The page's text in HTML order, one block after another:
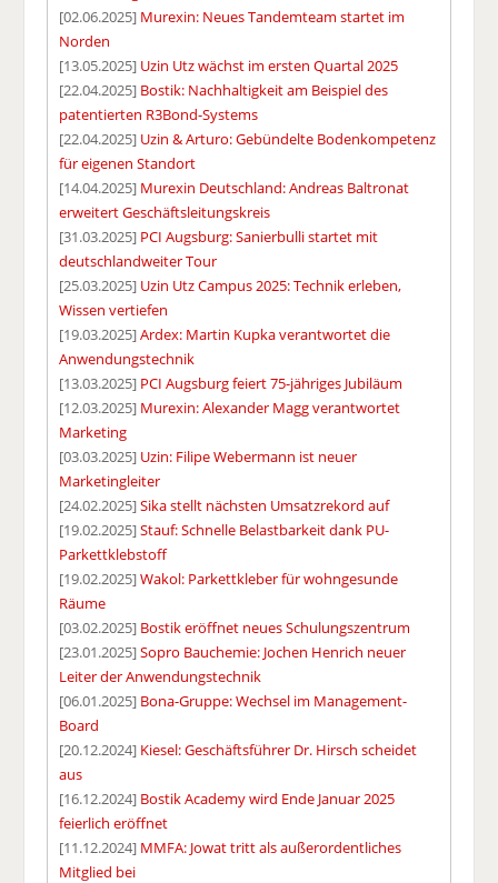
[02.06.2025] Murexin: Neues Tandemteam startet im
Norden
[13.05.2025] Uzin Utz wächst im ersten Quartal 2025
[22.04.2025] Bostik: Nachhaltigkeit am Beispiel des
patentierten R3Bond-Systems
[22.04.2025] Uzin & Arturo: Gebündelte Bodenkompetenz
für eigenen Standort
[14.04.2025] Murexin Deutschland: Andreas Baltronat
erweitert Geschäftsleitungskreis
[31.03.2025] PCI Augsburg: Sanierbulli startet mit
deutschlandweiter Tour
[25.03.2025] Uzin Utz Campus 2025: Technik erleben,
Wissen vertiefen
[19.03.2025]Ardex: Martin Kupka verantwortet die
Anwendungstechnik
[13.03.2025] PCI Augsburg feiert 75-jähriges Jubiläum
[12.03.2025] Murexin: Alexander Magg verantwortet
Marketing
[03.03.2025] Uzin: Filipe Webermann ist neuer
Marketingleiter
[24.02.2025]Sika stellt nächsten Umsatzrekord auf
[19.02.2025]Stauf: Schnelle Belastbarkeit dank PU-
Parkettklebstoff
[19.02.2025]Wakol: Parkettkleber für wohngesunde
Räume
[03.02.2025] Bostik eröffnet neues Schulungszentrum
[23.01.2025]Sopro Bauchemie: Jochen Henrich neuer
Leiter der Anwendungstechnik
[06.01.2025] Bona-Gruppe: Wechsel im Management-
Board
[20.12.2024] Kiesel: Geschäftsführer Dr. Hirsch scheidet
aus
[16.12.2024] Bostik Academy wird Ende Januar 2025
feierlich eröffnet
[11.12.2024] MMFA: Jowat tritt als außerordentliches
Mitglied bei